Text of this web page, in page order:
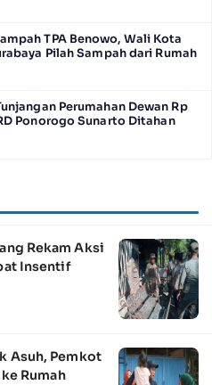
TPA Benowo, Wali Kota
Pilah Sampah dari Rumah
Perumahan Dewan Rp
Ponorogo Sunarto Ditahan
Rekam Aksi
Insentif
Asuh, Pemkot
Rumah